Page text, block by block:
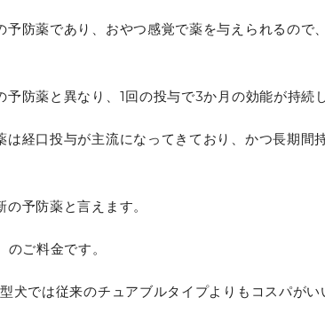
防薬であり、おやつ感覚で薬を与えられるので
防薬と異なり、 1回の投与で3か月の効能が持続
経口投与が主流になってきており、かつ長期間
予防薬と言えます。
ご料金です。
犬では従来のチュアブルタイプよりもコスパがい